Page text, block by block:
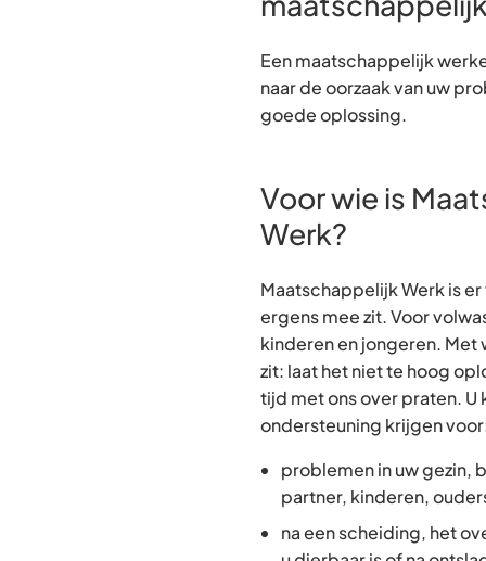
Een maatschappelijk
naar de oorzaak van uw
goede oplossing.
Voor wie is
Werk?
Maatschappelijk Werk is
ergens mee zit. Voor
kinderen en jongeren. Met
zit: laat het niet te hoog
tijd met ons over praten.
ondersteuning krijgen
problemen in uw gezin,
partner, kinderen,
na een scheiding, het